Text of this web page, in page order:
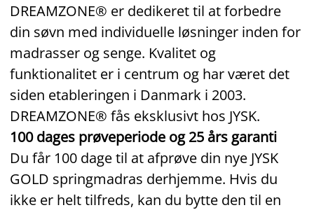
DREAMZONE® er dedikeret til at forbedre
din søvn med individuelle løsninger inden for
madrasser og senge. Kvalitet og
funktionalitet er i centrum og har været det
siden etableringen i Danmark i 2003.
DREAMZONE® fås eksklusivt hos JYSK.
100 dages prøveperiode og 25 års garanti
Du får 100 dage til at afprøve din nye JYSK
GOLD springmadras derhjemme. Hvis du
ikke er helt tilfreds, kan du bytte den til en